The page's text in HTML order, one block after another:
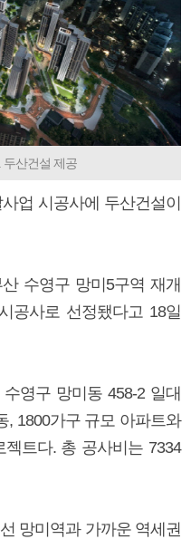
두산건설 제공
업 시공사에 두산건설이
수영구 망미5구역 재개
공사로 선정됐다고 18일
영구 망미동 458-2 일대
, 1800가구 규모 아파트와
트다. 총 공사비는 7334
망미역과 가까운 역세권